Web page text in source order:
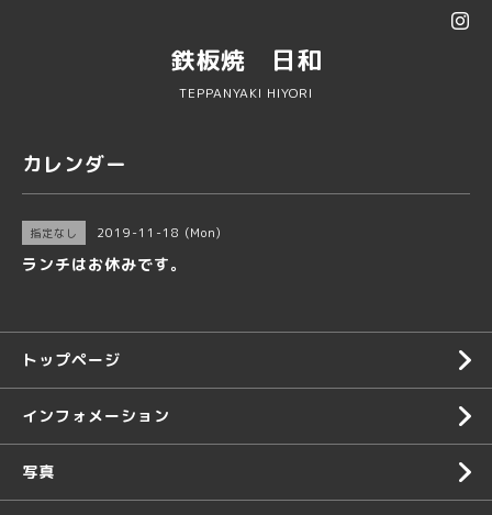
鉄板焼 日和
TEPPANYAKI HIYORI
カレンダー
指定なし 2019-11-18 (Mon)
ランチはお休みです。
トップページ
インフォメーション
写真